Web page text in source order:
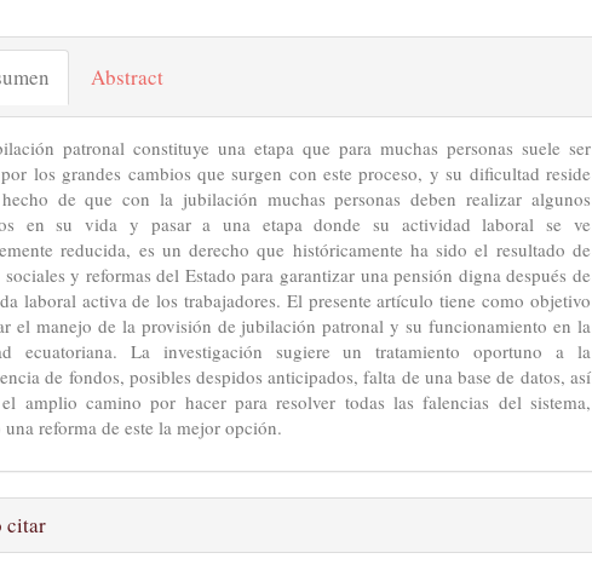
Abstract
patronal constituye una etapa que para muchas personas suele ser
los grandes cambios que surgen con este proceso, y su dificultad reside
de que con la jubilación muchas personas deben realizar algunos
en su vida y pasar a una etapa donde su actividad laboral se ve
reducida, es un derecho que históricamente ha sido el resultado de
sociales y reformas del Estado para garantizar una pensión digna después de
laboral activa de los trabajadores. El presente artículo tiene como objetivo
el manejo de la provisión de jubilación patronal y su funcionamiento en la
ecuatoriana. La investigación sugiere un tratamiento oportuno a la
de fondos, posibles despidos anticipados, falta de una base de datos, así
amplio camino por hacer para resolver todas las falencias del sistema,
una reforma de este la mejor opción.
citar